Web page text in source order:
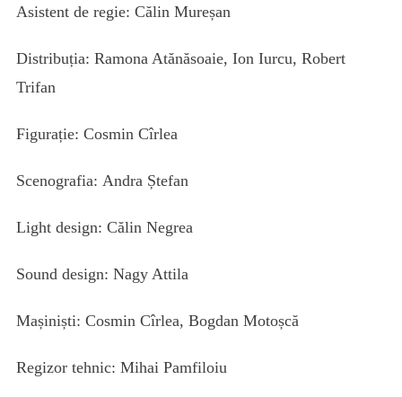
Asistent de regie: Călin Mureșan
Distribuția: Ramona Atănăsoaie, Ion Iurcu, Robert
Trifan
Figurație: Cosmin Cîrlea
Scenografia: Andra Ștefan
Light design: Călin Negrea
Sound design: Nagy Attila
Mașiniști: Cosmin Cîrlea, Bogdan Motoșcă
Regizor tehnic: Mihai Pamfiloiu